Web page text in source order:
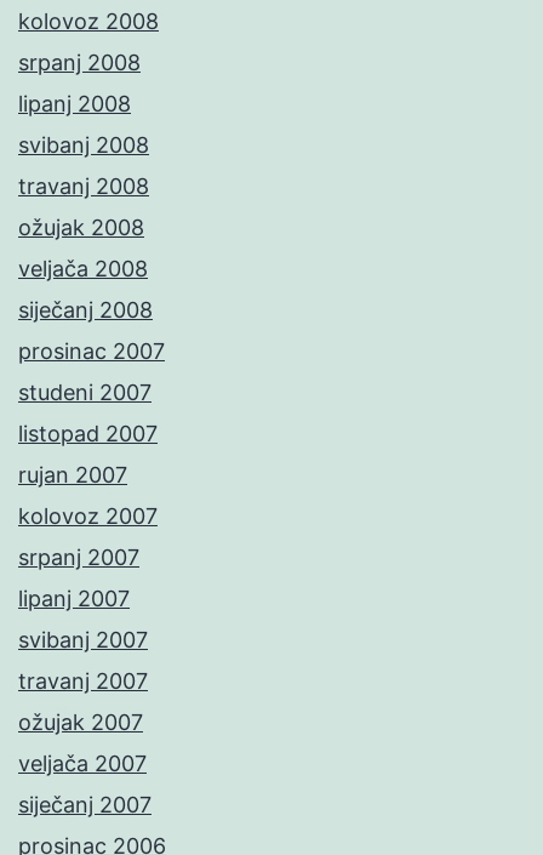
kolovoz 2008
srpanj 2008
lipanj 2008
svibanj 2008
travanj 2008
ožujak 2008
veljača 2008
siječanj 2008
prosinac 2007
studeni 2007
listopad 2007
rujan 2007
kolovoz 2007
srpanj 2007
lipanj 2007
svibanj 2007
travanj 2007
ožujak 2007
veljača 2007
siječanj 2007
prosinac 2006